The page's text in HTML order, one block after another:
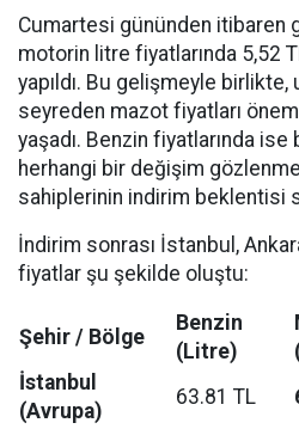
Cumartesi gününden itibaren
motorin litre fiyatlarında 5,52
yapıldı. Bu gelişmeyle
seyreden mazot fiyatları
yaşadı. Benzin fiyatlarında ise
herhangi bir değişim
sahiplerinin indirim beklentisi
İndirim sonrası İstanbul,
fiyatlar şu şekilde oluştu:
Şehir / Bölge
Benzin
(Litre)
İstanbul
(Avrupa)
63.81 TL